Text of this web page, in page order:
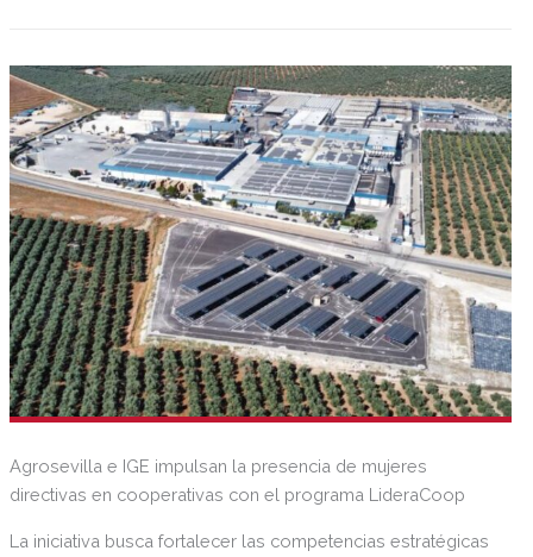
Agrosevilla e IGE impulsan la presencia de mujeres
directivas en cooperativas con el programa LideraCoop
La iniciativa busca fortalecer las competencias estratégicas